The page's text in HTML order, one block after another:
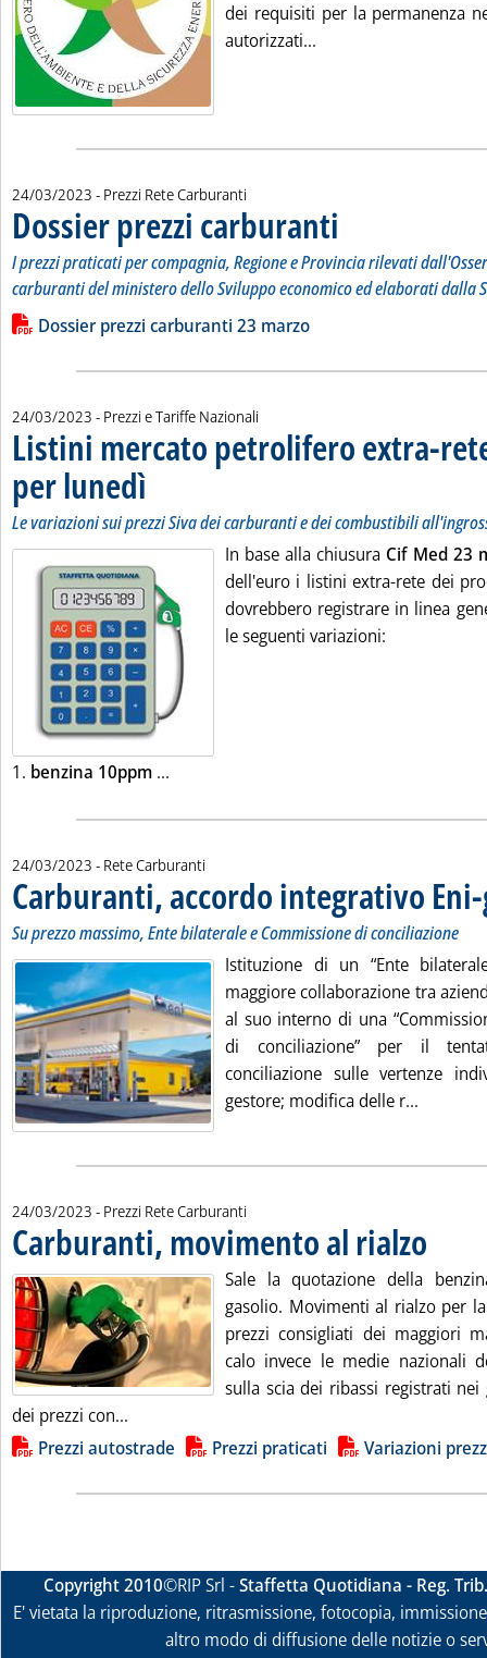
dei requisiti per la permanenza
autorizzati...
24/03/2023 - Prezzi Rete Carburanti
Dossier prezzi carburanti
I prezzi praticati per compagnia, Regione e Provincia rilevati
carburanti del ministero dello Sviluppo economico ed elaborati dalla
Leggi tutta la notizia: 'Dossier prezzi carburanti'
Lista allegati PDF alla notizia
Dossier prezzi carburanti 23 marzo
24/03/2023 - Prezzi e Tariffe Nazionali
Listini mercato petrolifero extra-
per lunedì . Sottotitolo: Le variazioni sui prezzi Siva dei carburanti e dei
. Pubblicata venerdì 24 marzo 2023 alle 8.55.
Le variazioni sui prezzi Siva dei carburanti e dei combustibili
In base alla chiusura Cif Med 23
dell'euro i listini extra-rete dei
dovrebbero registrare in linea
le seguenti variazioni:
1. benzina 10ppm ...
24/03/2023 - Rete Carburanti
Carburanti, accordo integrativo
Su prezzo massimo, Ente bilaterale e Commissione di conciliazione
Istituzione di un “Ente
maggiore collaborazione tra
al suo interno di una
di conciliazione” per il
conciliazione sulle vertenze
gestore; modifica delle r...
24/03/2023 - Prezzi Rete Carburanti
Carburanti, movimento al rialzo
Sale la quotazione della
gasolio. Movimenti al rialzo per
prezzi consigliati dei maggiori
calo invece le medie nazionali
sulla scia dei ribassi registrati
dei prezzi con...
Lista allegati PDF alla notizia
Prezzi autostrade Prezzi praticati Variazioni
Copyright 2010©RIP Srl -Staffetta Quotidiana - Reg.
E' vietata la riproduzione, ritrasmissione, fotocopia,
altro modo di diffusione delle notizie o